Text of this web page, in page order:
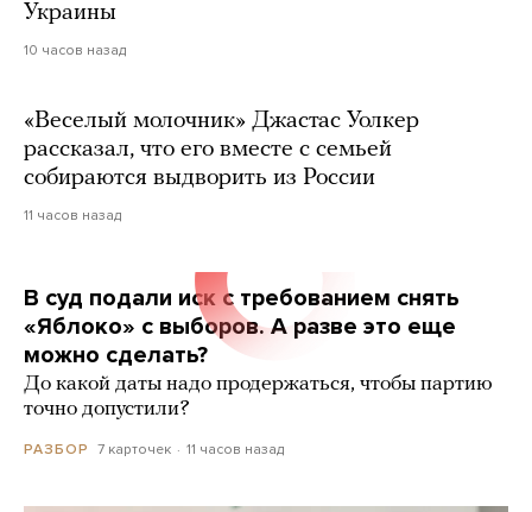
Украины
10 часов назад
«Веселый молочник» Джастас Уолкер
рассказал, что его вместе с семьей
собираются выдворить из России
11 часов назад
В суд подали иск с требованием снять
«Яблоко» с выборов. А разве это еще
можно сделать?
До какой даты надо продержаться, чтобы партию
точно допустили?
РАЗБОР 7 карточек 11 часов назад